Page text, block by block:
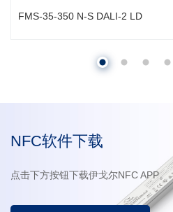
FMS-35-350 N-S DALI-2 LD
NFC软件下载
点击下方按钮下载伊戈尔NFC APP。